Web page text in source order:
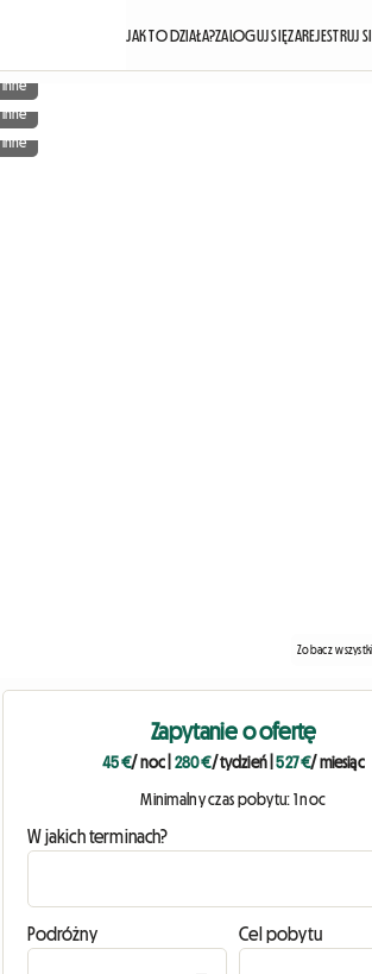
JAK TO DZIAŁA?ZALOGUJ SIĘZAREJESTRUJ
Inne
Inne
Inne
Zobacz
Zapytanie o ofertę
45 €/ noc 280 €/ tydzień|527 €/ miesiąc
Minimalny czas pobytu: 1 noc
W jakich terminach?
Podróżny Cel pobytu